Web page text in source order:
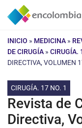
Saltar
INICIO » MEDICINA »
DE CIRUGÍA » CIRUGÍA.
DIRECTIVA, VOLUMEN
CIRUGÍA. 17 NO. 1
Revista de
Directiva,